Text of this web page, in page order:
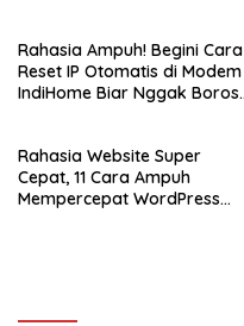
Rahasia Ampuh! Begini Cara
Reset IP Otomatis di Modem
IndiHome Biar Nggak Boros
Rahasia Website Super
Cepat, 11 Cara Ampuh
Mempercepat WordPress